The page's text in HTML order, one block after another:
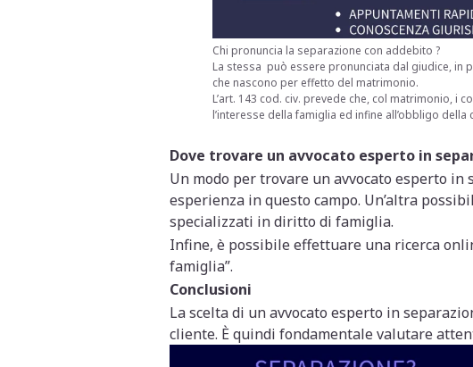
Chi pronuncia la separazione con addebito ?
La stessa può essere pronunciata dal giudice, in
che nascono per effetto del matrimonio.
L’art. 143 cod. civ. prevede che, col matrimonio, i
l’interesse della famiglia ed infine all’obbligo della
Dove trovare un avvocato esperto in
Un modo per trovare un avvocato esperto
esperienza in questo campo. Un’altra
specializzati in diritto di famiglia.
Infine, è possibile effettuare una ricerca
famiglia”.
Conclusioni
La scelta di un avvocato esperto in
cliente. È quindi fondamentale valutare